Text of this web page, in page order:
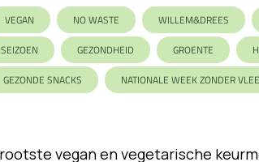
VEGAN NO WASTE WILLEM&DREES
SEIZOEN GEZONDHEID GROENTE
GEZONDE SNACKS NATIONALE WEEK ZONDER